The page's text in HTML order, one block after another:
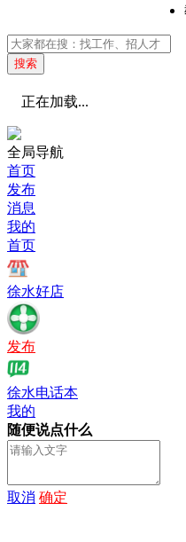
搜索
正在加载...
全局导航
首页
发布
消息
我的
首页
徐水好店
发布
徐水电话本
我的
随便说点什么
取消 确定